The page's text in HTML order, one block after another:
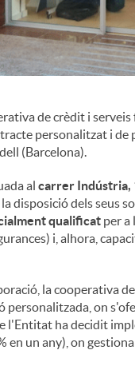
de crèdit i
personalitzat i de
(Barcelona).
al carrer Indústria,
disposició dels seus
qualificat per a
i, alhora,
la cooperativa
personalitzada, on
l'Entitat ha decidit
en un any), on